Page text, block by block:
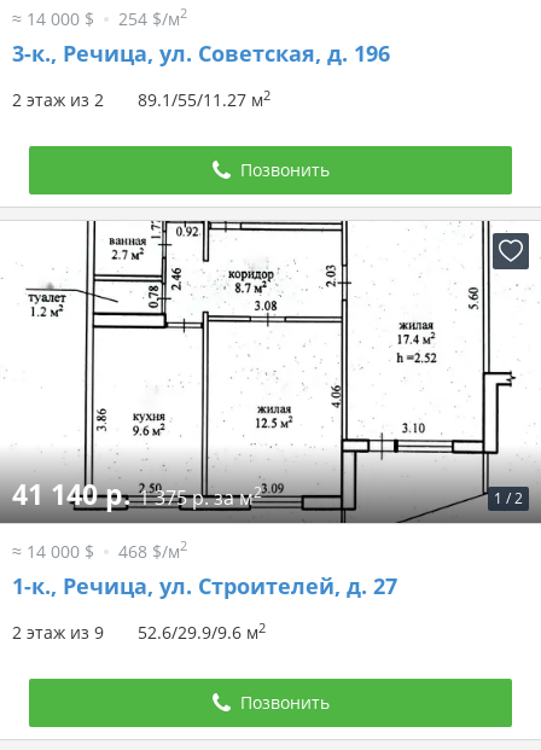
≈ 14 000 $ 254 $/м2
3-к., Речица, ул. Советская, д. 196
2 этаж из 2 89.1/55/11.27 м2
Позвонить
1 /2
41 140 р.1 375 р. за м2
≈ 14 000 $ 468 $/м2
1-к., Речица, ул. Строителей, д. 27
2 этаж из 9 52.6/29.9/9.6 м2
Позвонить